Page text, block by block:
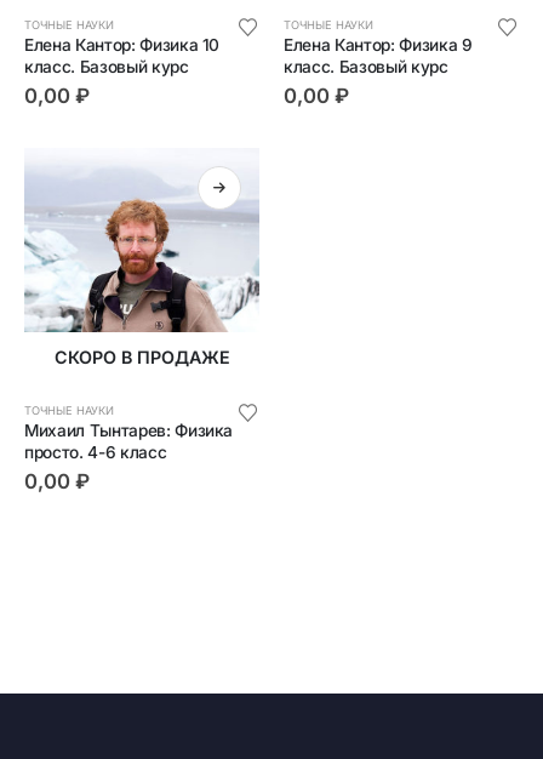
ТОЧНЫЕ НАУКИ
Елена Кантор: Физика 10
класс. Базовый курс
0,00 ₽
ТОЧНЫЕ НАУКИ
Елена Кантор: Физика 9
класс. Базовый курс
0,00 ₽
СКОРО В ПРОДАЖЕ
ТОЧНЫЕ НАУКИ
Михаил Тынтарев: Физика
просто. 4-6 класс
0,00 ₽